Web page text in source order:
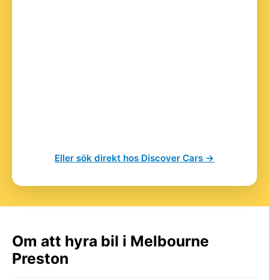
Eller sök direkt hos Discover Cars →
Om att hyra bil i Melbourne
Preston